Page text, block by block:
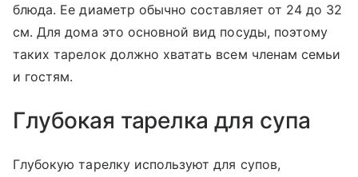
блюда. Ее диаметр обычно составляет от 24 до 32
см. Для дома это основной вид посуды, поэтому
таких тарелок должно хватать всем членам семьи
и гостям.
Глубокая тарелка для супа
Глубокую тарелку используют для супов,